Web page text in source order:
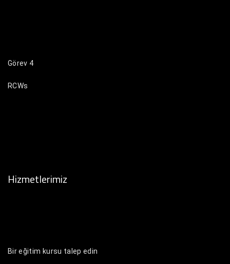
Görev 4
RCWs
Hizmetlerimiz
Bir eğitim kursu talep edin